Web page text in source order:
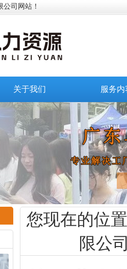
司网站！
关于我们 服务内
您现在的位
限公